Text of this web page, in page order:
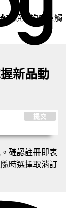
來順滑的皮革觸
新品動
提交
確認註冊即表
時選擇取消訂